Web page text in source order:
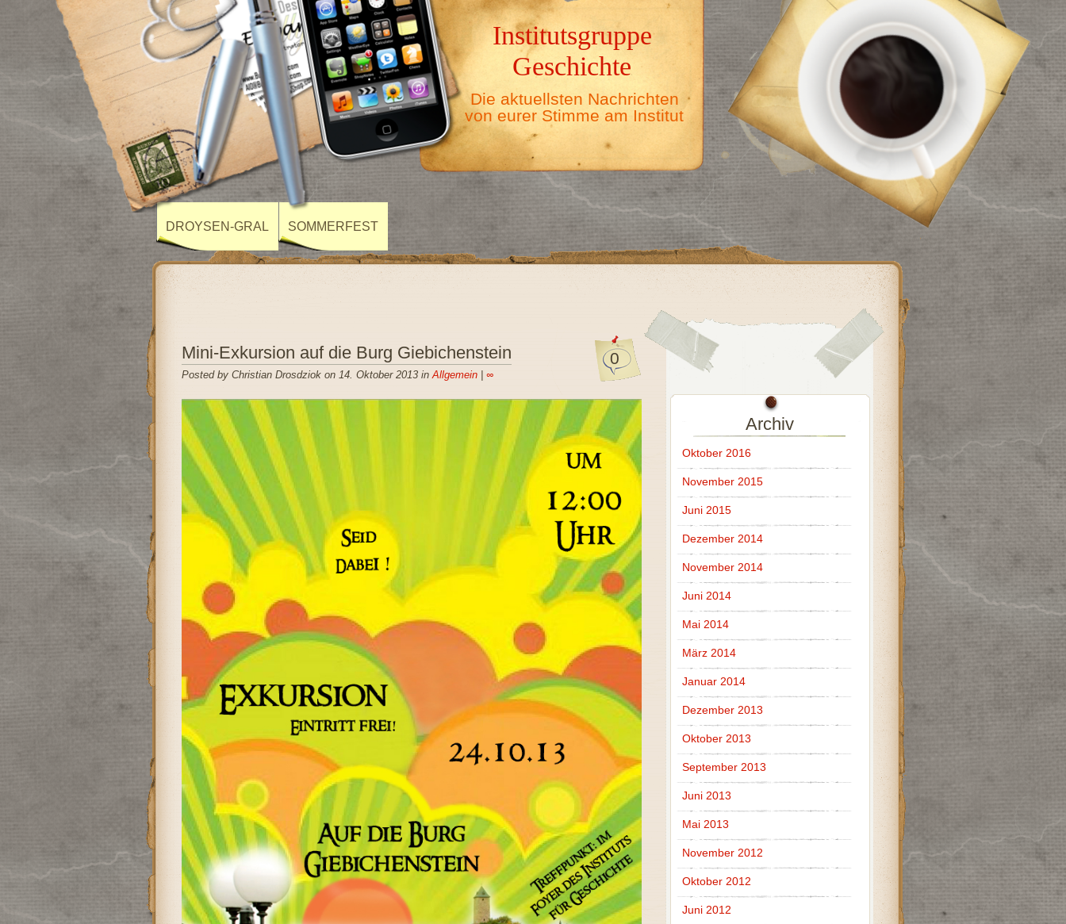
Institutsgruppe
Geschichte
Die aktuellsten Nachrichten
von eurer Stimme am Institut
DROYSEN-GRAL SOMMERFEST
0
Mini-Exkursion auf die Burg Giebichenstein
Posted by Christian Drosdziok on 14. Oktober 2013 inAllgemein| ∞
Archiv
Oktober 2016
November 2015
Juni 2015
Dezember 2014
November 2014
Juni 2014
Mai 2014
März 2014
Januar 2014
Dezember 2013
Oktober 2013
September 2013
Juni 2013
Mai 2013
November 2012
Oktober 2012
Juni 2012